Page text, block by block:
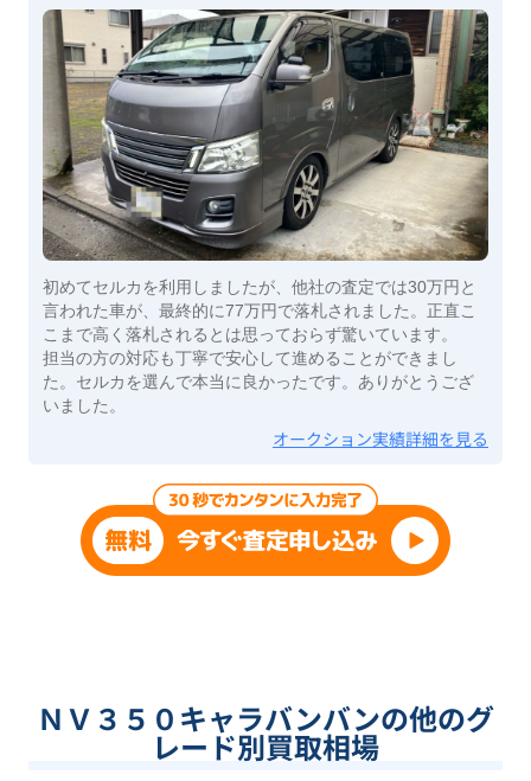
初めてセルカを利用しましたが、他社の査定では30万円と
言われた車が、最終的に77万円で落札されました。正直こ
こまで高く落札されるとは思っておらず驚いています。
担当の方の対応も丁寧で安心して進めることができまし
た。セルカを選んで本当に良かったです。ありがとうござ
いました。
オークション実績詳細を見る
ＮＶ３５０キャラバンバンの他のグ
レード別買取相場